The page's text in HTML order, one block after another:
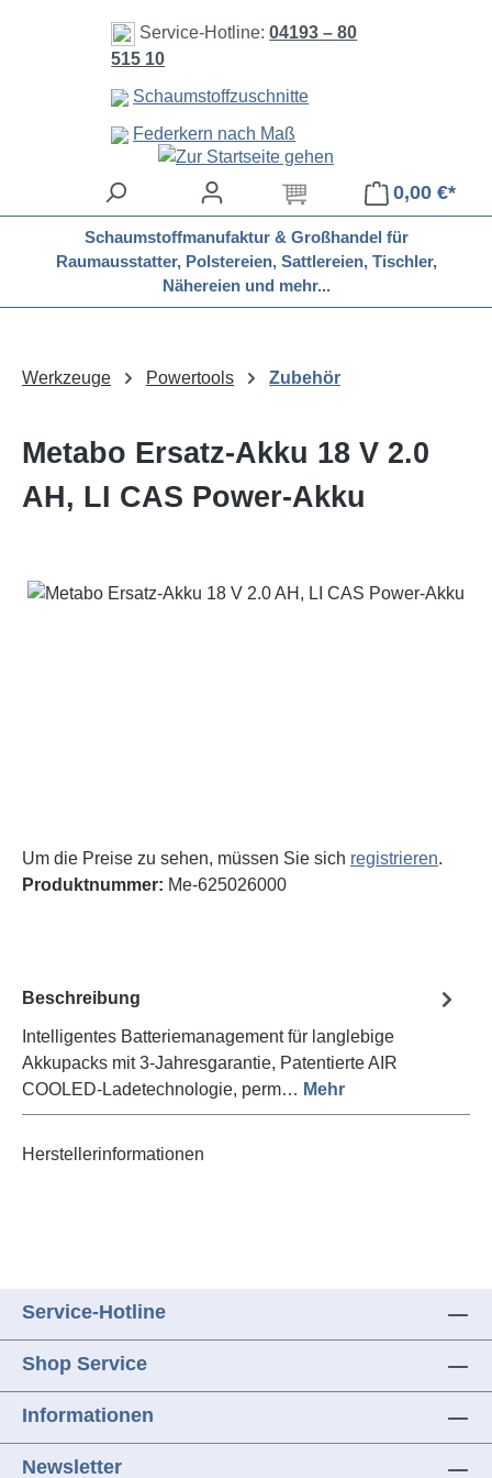
Zum Hauptinhalt springen
Service-Hotline:04193 – 80
515 10
Schaumstoffzuschnitte
Federkern nach Maß
0,00 €*
Schaumstoffmanufaktur & Großhandel für
Raumausstatter, Polstereien, Sattlereien, Tischler,
Nähereien und mehr...
Werkzeuge Powertools Zubehör
Metabo Ersatz-Akku 18 V 2.0
AH, LI CAS Power-Akku
Bildergalerie überspringen
Um die Preise zu sehen, müssen Sie sich registrieren.
Produktnummer: Me-625026000
Beschreibung
Intelligentes Batteriemanagement für langlebige
Akkupacks mit 3-Jahresgarantie, Patentierte AIR
COOLED-Ladetechnologie, perm… Mehr
Herstellerinformationen
Service-Hotline
Shop Service
Informationen
Newsletter